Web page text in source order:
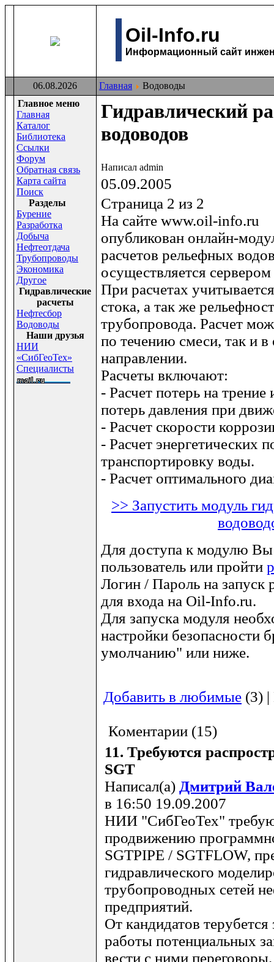
Oil-Info.ru
Информационный сайт
06.08.2026 Главная
Водоводы
Главное меню
Главная
Каталог
Библиотека
Ссылки
Форум
Обратная связь
Карта сайта
Поиск
Раздeлы
Бурение
Разработка
Добыча
Нефтеотдача
Трубопроводы
Экономика
Другое
Гидравлические
расчеты
Нефтесбор
Водоводы
Наши друзья
НИИ
«СибГеоТех»
Специалисты
Гидравлический
водоводов
Написал admin
05.09.2005
Страница 2 из 2
На сайте www.oil-info.ru
опубликован онлайн-
расчетов рельефных
осуществляется
При расчетах
стока, а так же
трубопровода. Расчет
по течению смеси, так и в
направлении.
Расчеты включают:
- Расчет потерь на трение
потерь давления при
- Расчет скорости
- Расчет энергетических
транспортировку воды.
- Расчет оптимального
>> Запустить модуль
Для доступа к модулю
пользователь или пройти
Логин / Пароль на запуск
для входа на Oil-Info.ru.
Для запуска модуля
настройки безопасности
умолчанию" или ниже.
Добавить в любимые (3)
Коментарии (15)
11. Требуются
SGT
Написал(а) Дмитрий
в 16:50 19.09.2007
НИИ "СибГеоТех"
продвижению
SGTPIPE / SGTFLOW,
гидравлического
трубопроводных сетей
предприятий.
От кандидатов
работы потенциальных
вести с ними